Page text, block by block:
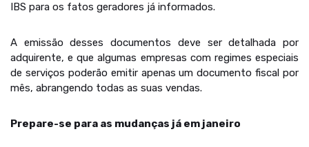
IBS para os fatos geradores já informados.
A emissão desses documentos deve ser detalhada por
adquirente, e que algumas empresas com regimes especiais
de serviços poderão emitir apenas um documento fiscal por
mês, abrangendo todas as suas vendas.
Prepare-se para as mudanças já em janeiro